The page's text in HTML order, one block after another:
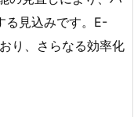
る見込みです。E-
り、さらなる効率化